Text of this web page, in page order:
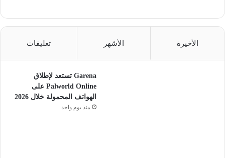
الأخيرة الأشهر تعليقات
Garena تستعد لإطلاق
Palworld Online على
الهواتف المحمولة خلال 2026
منذ يوم واحد